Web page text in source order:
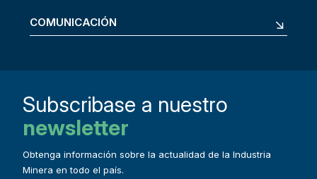
COMUNICACIÓN
Subscribase a nuestro
newsletter
Obtenga información sobre la actualidad de la Industria
Minera en todo el país.